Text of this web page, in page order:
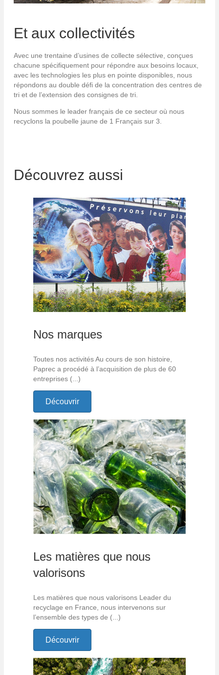
Et aux collectivités
Avec une trentaine d’usines de collecte sélective, conçues
chacune spécifiquement pour répondre aux besoins locaux,
avec les technologies les plus en pointe disponibles, nous
répondons au double défi de la concentration des centres de
tri et de l’extension des consignes de tri.
Nous sommes le leader français de ce secteur où nous
recyclons la poubelle jaune de 1 Français sur 3.
Découvrez aussi
Nos marques
Toutes nos activités Au cours de son histoire,
Paprec a procédé à l’acquisition de plus de 60
entreprises (...)
Découvrir
Les matières que nous
valorisons
Les matières que nous valorisons Leader du
recyclage en France, nous intervenons sur
l’ensemble des types de (...)
Découvrir